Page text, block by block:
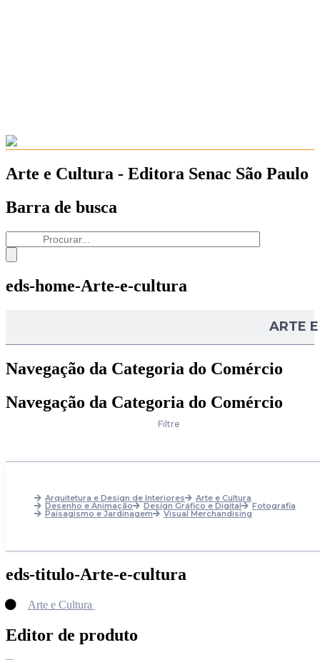
Arte e Cultura - Editora Senac São Paulo
Barra de busca
eds-home-Arte-e-cultura
ARTE
Navegação da Categoria do Comércio
Navegação da Categoria do Comércio
Filtre
Arquitetura e Design de Interiores Arte e Cultura
Desenho e Animação Design Gráfico e Digital Fotografia
Paisagismo e Jardinagem Visual Merchandising
eds-titulo-Arte-e-cultura
Arte e Cultura
Editor de produto